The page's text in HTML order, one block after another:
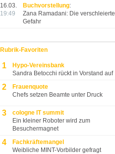
Buchvorstellung:
Zana Ramadani: Die verschleierte
Gefahr
16.03.
19:49
Rubrik-Favoriten
Hypo-Vereinsbank
Sandra Betocchi rückt in Vorstand auf
1
Frauenquote
Chefs setzen Beamte unter Druck
2
cologne IT summit
Ein kleiner Roboter wird zum
Besuchermagnet
3
Fachkräftemangel
Weibliche MINT-Vorbilder gefragt
4